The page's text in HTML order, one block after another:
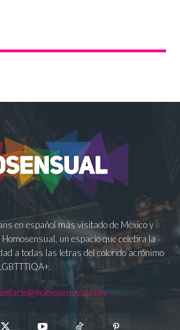
en español más visitado de México y
un espacio que celebra la
a todas las letras del colorido acrónimo